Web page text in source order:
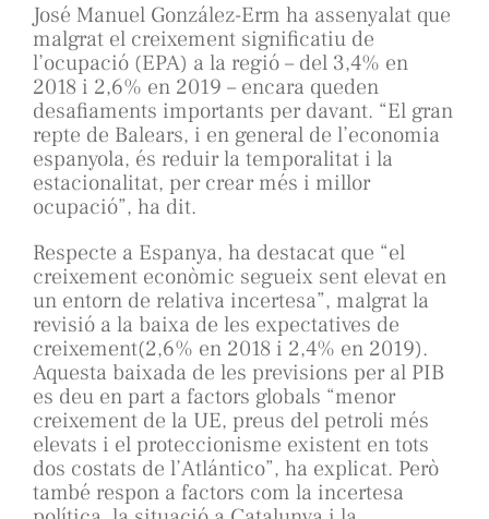
José Manuel González-Erm ha assenyalat que
malgrat el creixement significatiu de
l’ocupació (EPA) a la regió – del 3,4% en
2018 i 2,6% en 2019 – encara queden
desafiaments importants per davant. “El gran
repte de Balears, i en general de l’economia
espanyola, és reduir la temporalitat i la
estacionalitat, per crear més i millor
ocupació”, ha dit.
Respecte a Espanya, ha destacat que “el
creixement econòmic segueix sent elevat en
un entorn de relativa incertesa”, malgrat la
revisió a la baixa de les expectatives de
creixement(2,6% en 2018 i 2,4% en 2019).
Aquesta baixada de les previsions per al PIB
es deu en part a factors globals “menor
creixement de la UE, preus del petroli més
elevats i el proteccionisme existent en tots
dos costats de l’Atlántico”, ha explicat. Però
també respon a factors com la incertesa